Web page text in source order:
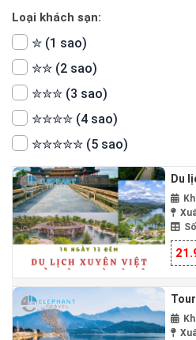
Du
đêm
Đầm
(đèo
Loại khách sạn:
✮ (1 sao)
✮✮ (2 sao)
✮✮✮ (3 sao)
✮✮✮✮ (4 sao)
✮✮✮✮✮ (5 sao)